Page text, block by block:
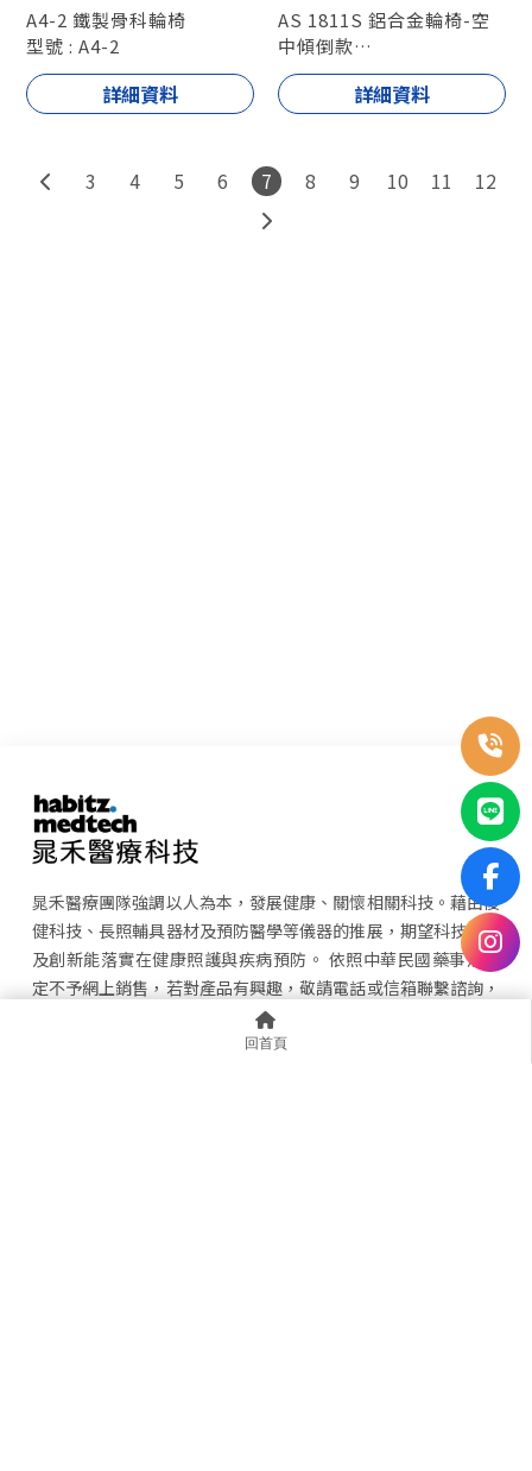
A4-2 鐵製骨科輪椅
型號 : A4-2
詳細資料
AS 1811S 鋁合金輪椅-空
中傾倒款
型號 : AS 1811S
詳細資料
3 4 5 6 7 8 9 10 11 12
回首頁
晁禾醫療團隊強調以人為本，發展健康、關懷相關科技。藉由復
健科技、長照輔具器材及預防醫學等儀器的推展，期望科技整合
及創新能落實在健康照護與疾病預防。 依照中華民國藥事法規
定不予網上銷售，若對產品有興趣，敬請電話或信箱聯繫諮詢，
並參照您的專業醫事人員諮詢，謝謝您的支持。